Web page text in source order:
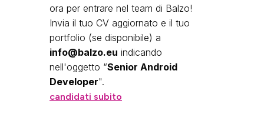
ora per entrare nel team di Balzo!
Invia il tuo CV aggiornato e il tuo
portfolio (se disponibile) a
info@balzo.eu indicando
nell'oggetto “Senior Android
Developer".
candidati subito